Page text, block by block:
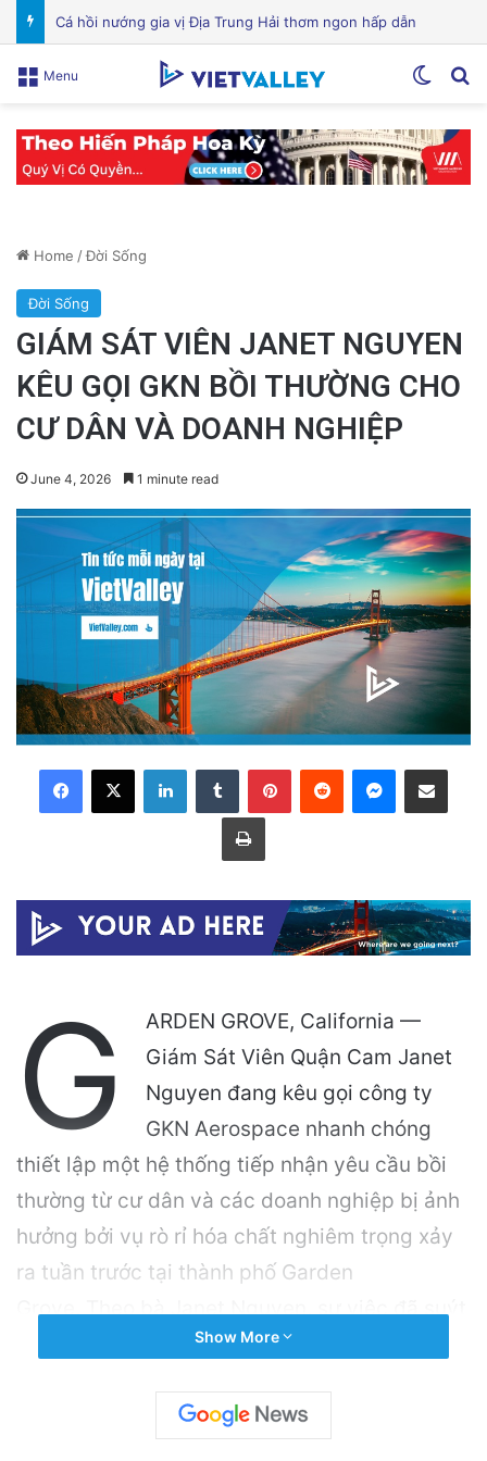
Menu
Home /Đời Sống
Đời Sống
GIÁM SÁT VIÊN JANET NGUYEN
KÊU GỌI GKN BỒI THƯỜNG CHO
CƯ DÂN VÀ DOANH NGHIỆP
June 4, 2026 1 minute read
LinkedInTumblr PinterestReddit Messenger
Share via Email
Print
G
ARDEN GROVE, California —
Giám Sát Viên Quận Cam Janet
Nguyen đang kêu gọi công ty
GKN Aerospace nhanh chóng
thiết lập một hệ thống tiếp nhận yêu cầu bồi
thường từ cư dân và các doanh nghiệp bị ảnh
hưởng bởi vụ rò rỉ hóa chất nghiêm trọng xảy
ra tuần trước tại thành phố Garden
Grove. Theo bà Janet Nguyen, sự việc đã suýt
trở thành một trong những thảm họa hóa chất
Garden Grove, Stanton và các khu vực lân cận
Show More